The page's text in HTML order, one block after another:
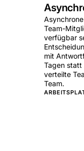
Team-
verfügbar
mit
Tagen
verteilte
Team.